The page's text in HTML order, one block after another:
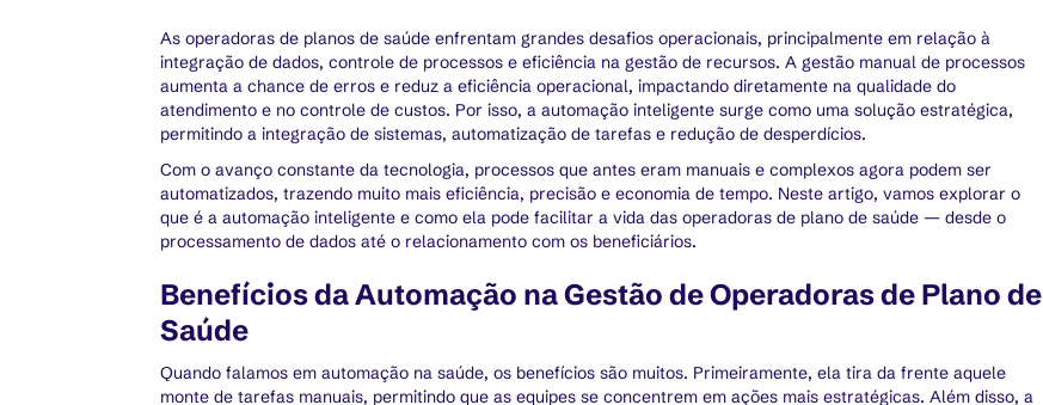
As operadoras de planos de saúde enfrentam grandes desafios operacionais, principalmente em relação à
integração de dados, controle de processos e eficiência na gestão de recursos. A gestão manual de processos
aumenta a chance de erros e reduz a eficiência operacional, impactando diretamente na qualidade do
atendimento e no controle de custos. Por isso, a automação inteligente surge como uma solução estratégica,
permitindo a integração de sistemas, automatização de tarefas e redução de desperdícios.
Com o avanço constante da tecnologia, processos que antes eram manuais e complexos agora podem ser
automatizados, trazendo muito mais eficiência, precisão e economia de tempo. Neste artigo, vamos explorar o
que é a automação inteligente e como ela pode facilitar a vida das operadoras de plano de saúde — desde o
processamento de dados até o relacionamento com os beneficiários.
Benefícios da Automação na Gestão de Operadoras de Plano de
Saúde
Quando falamos em automação na saúde, os benefícios são muitos. Primeiramente, ela tira da frente aquele
monte de tarefas manuais, permitindo que as equipes se concentrem em ações mais estratégicas. Além disso, a